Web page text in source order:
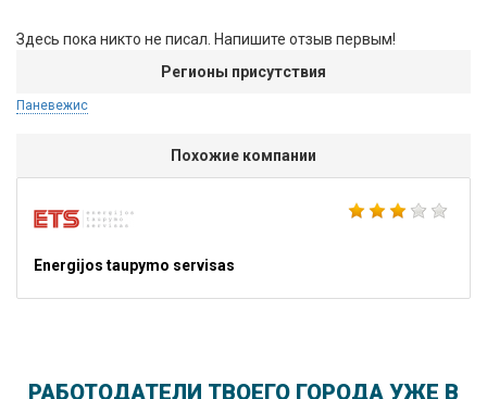
Здесь пока никто не писал. Напишите отзыв первым!
Регионы присутствия
Паневежис
Похожие компании
Energijos taupymo servisas
РАБОТОДАТЕЛИ ТВОЕГО ГОРОДА УЖЕ В